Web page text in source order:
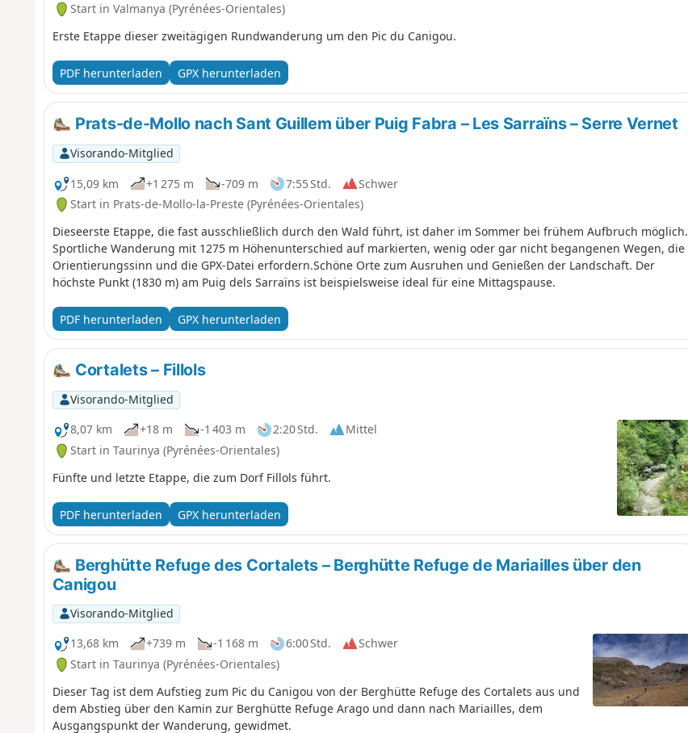
Start in Valmanya (Pyrénées-Orientales)
Erste Etappe dieser zweitägigen Rundwanderung um den Pic du Canigou.
PDF herunterladen GPX herunterladen
Prats-de-Mollo nach Sant Guillem über Puig Fabra – Les Sarraïns – Serre Vernet
Visorando-Mitglied
15,09 km
+1 275 m -709 m 7:55 Std.
Schwer
Start in Prats-de-Mollo-la-Preste (Pyrénées-Orientales)
Dieseerste Etappe, die fast ausschließlich durch den Wald führt, ist daher im Sommer bei frühem Aufbruch möglich.
Sportliche Wanderung mit 1275 m Höhenunterschied auf markierten, wenig oder gar nicht begangenen Wegen, die
Orientierungssinn und die GPX-Datei erfordern.Schöne Orte zum Ausruhen und Genießen der Landschaft. Der
höchste Punkt (1830 m) am Puig dels Sarraïns ist beispielsweise ideal für eine Mittagspause.
PDF herunterladen GPX herunterladen
Cortalets – Fillols
Visorando-Mitglied
8,07 km
+18 m -1 403 m 2:20 Std.
Mittel
Start in Taurinya (Pyrénées-Orientales)
Fünfte und letzte Etappe, die zum Dorf Fillols führt.
PDF herunterladen GPX herunterladen
Berghütte Refuge des Cortalets – Berghütte Refuge de Mariailles über den
Canigou
Visorando-Mitglied
13,68 km
+739 m -1 168 m 6:00 Std.
Schwer
Start in Taurinya (Pyrénées-Orientales)
Dieser Tag ist dem Aufstieg zum Pic du Canigou von der Berghütte Refuge des Cortalets aus und
dem Abstieg über den Kamin zur Berghütte Refuge Arago und dann nach Mariailles, dem
Ausgangspunkt der Wanderung, gewidmet.